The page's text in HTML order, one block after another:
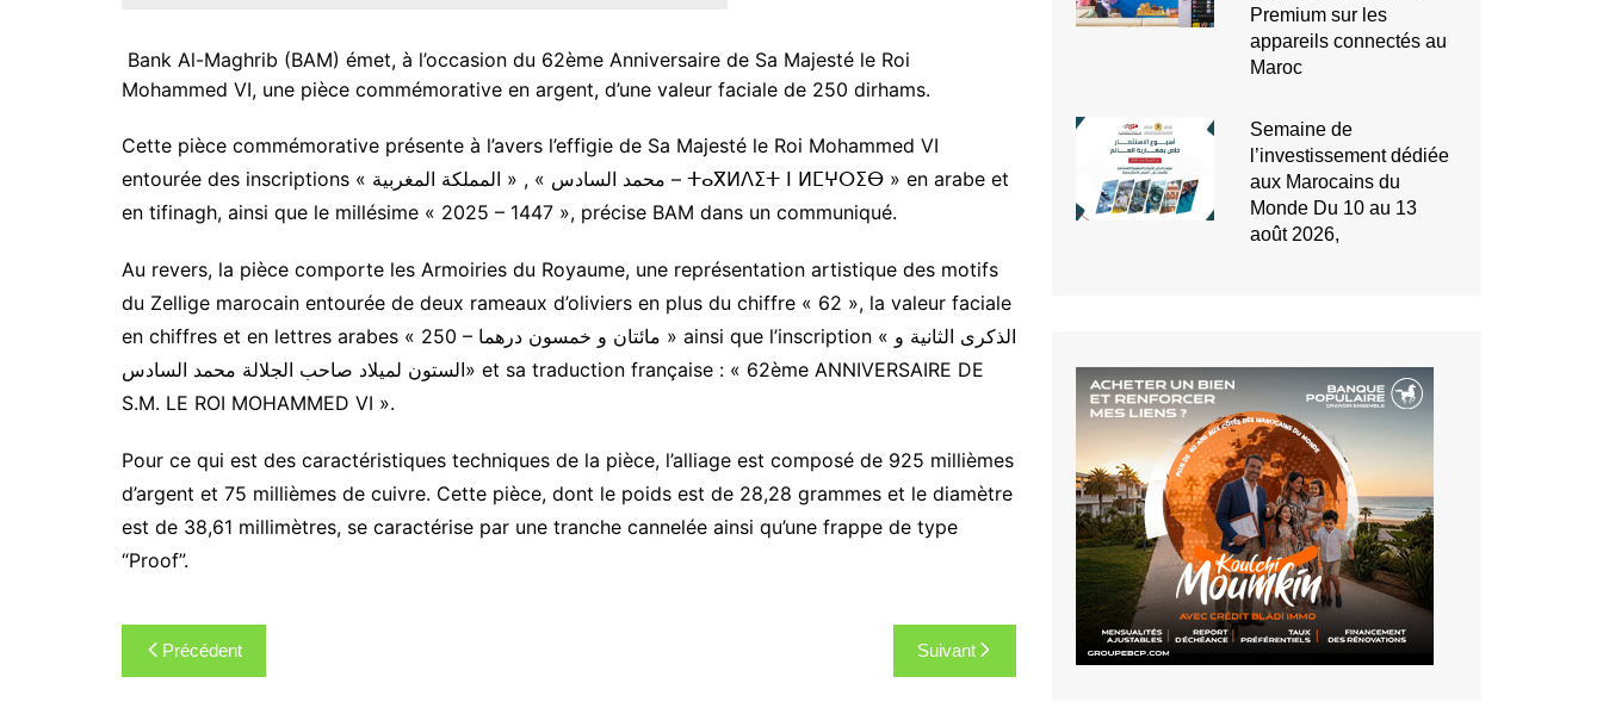
Bank Al-Maghrib (BAM) émet, à l’occasion du 62ème Anniversaire de Sa Majesté le Roi
Mohammed VI, une pièce commémorative en argent, d’une valeur faciale de 250 dirhams.
Cette pièce commémorative présente à l’avers l’effigie de Sa Majesté le Roi Mohammed VI
entourée des inscriptions « محمد السادس » , « المملكة المغربية – ⵜⴰⴳⵍⴷⵉⵜ ⵏ ⵍⵎⵖⵔⵉⴱ » en arabe et
en tifinagh, ainsi que le millésime « 2025 – 1447 », précise BAM dans un communiqué.
Au revers, la pièce comporte les Armoiries du Royaume, une représentation artistique des motifs
du Zellige marocain entourée de deux rameaux d’oliviers en plus du chiffre « 62 », la valeur faciale
en chiffres et en lettres arabes « 250 – مائتان و خمسون درهما » ainsi que l’inscription « الذكرى الثانية و
الستون لميلاد صاحب الجلالة محمد السادس» et sa traduction française : « 62ème ANNIVERSAIRE DE
S.M. LE ROI MOHAMMED VI ».
Pour ce qui est des caractéristiques techniques de la pièce, l’alliage est composé de 925 millièmes
d’argent et 75 millièmes de cuivre. Cette pièce, dont le poids est de 28,28 grammes et le diamètre
est de 38,61 millimètres, se caractérise par une tranche cannelée ainsi qu’une frappe de type
“Proof”.
Navigation
de
Précédent Suivant
Premium sur les
appareils connectés au
Maroc
Semaine de
l’investissement dédiée
aux Marocains du
Monde Du 10 au 13
août 2026,